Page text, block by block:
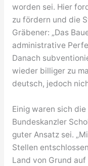
worden sei. Hier
zu fördern und die
Gräbener: „Das
administrative
Danach
wieder billiger zu
deutsch, jedoch
Einig waren sich
Bundeskanzler
guter Ansatz sei.
Stellen
Land von Grund